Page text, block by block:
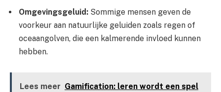
Omgevingsgeluid: Sommige mensen geven de
voorkeur aan natuurlijke geluiden zoals regen of
oceaangolven, die een kalmerende invloed kunnen
hebben.
Lees meer Gamification: leren wordt een spel